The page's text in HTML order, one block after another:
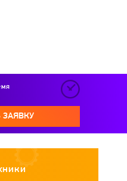
ЗАЯВКУ